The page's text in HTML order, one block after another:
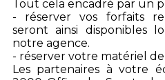
Tout cela encadré par un
- réserver vos forfaits
seront ainsi disponibles
notre agence.
- réserver votre matériel
Les partenaires à votre